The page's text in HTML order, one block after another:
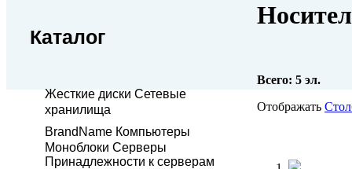
Каталог
Жесткие диски Сетевые
хранилища
BrandName Компьютеры
Моноблоки Серверы
Принадлежности к серверам
Всего: 5 эл.
Отображать